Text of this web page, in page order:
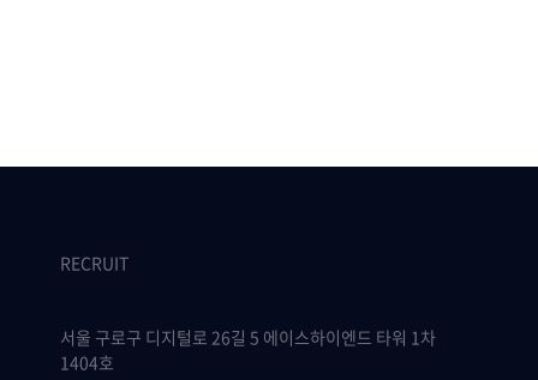
RECRUIT
서울 구로구 디지털로 26길 5 에이스하이엔드 타워 1차
1404호